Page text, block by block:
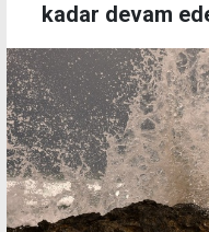
kadar devam